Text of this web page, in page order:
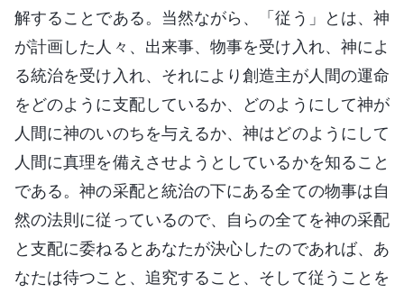
解することである。当然ながら、「従う」とは、神
が計画した人々、出来事、物事を受け入れ、神によ
る統治を受け入れ、それにより創造主が人間の運命
をどのように支配しているか、どのようにして神が
人間に神のいのちを与えるか、神はどのようにして
人間に真理を備えさせようとしているかを知ること
である。神の采配と統治の下にある全ての物事は自
然の法則に従っているので、自らの全てを神の采配
と支配に委ねるとあなたが決心したのであれば、あ
なたは待つこと、追究すること、そして従うことを